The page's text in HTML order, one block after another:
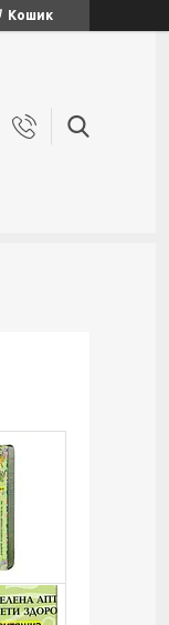
Кошик